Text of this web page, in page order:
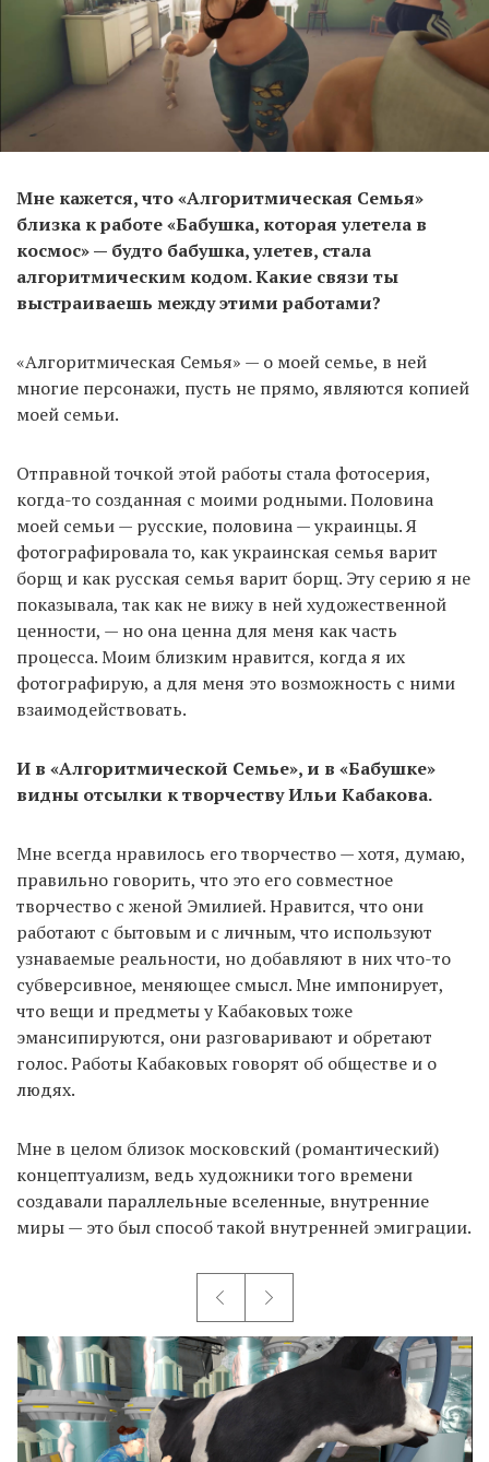
Мне кажется, что «Алгоритмическая Семья»
близка к работе «Бабушка, которая улетела в
космос» — будто бабушка, улетев, стала
алгоритмическим кодом. Какие связи ты
выстраиваешь между этими работами?
«Алгоритмическая Семья» — о моей семье, в ней
многие персонажи, пусть не прямо, являются копией
моей семьи.
Отправной точкой этой работы стала фотосерия,
когда-то созданная с моими родными. Половина
моей семьи — русские, половина — украинцы. Я
фотографировала то, как украинская семья варит
борщ и как русская семья варит борщ. Эту серию я не
показывала, так как не вижу в ней художественной
ценности, — но она ценна для меня как часть
процесса. Моим близким нравится, когда я их
фотографирую, а для меня это возможность с ними
взаимодействовать.
И в «Алгоритмической Семье», и в «Бабушке»
видны отсылки к творчеству Ильи Кабакова.
Мне всегда нравилось его творчество — хотя, думаю,
правильно говорить, что это его совместное
творчество с женой Эмилией. Нравится, что они
работают с бытовым и с личным, что используют
узнаваемые реальности, но добавляют в них что-то
субверсивное, меняющее смысл. Мне импонирует,
что вещи и предметы у Кабаковых тоже
эмансипируются, они разговаривают и обретают
голос. Работы Кабаковых говорят об обществе и о
людях.
Мне в целом близок московский (романтический)
концептуализм, ведь художники того времени
создавали параллельные вселенные, внутренние
миры — это был способ такой внутренней эмиграции.